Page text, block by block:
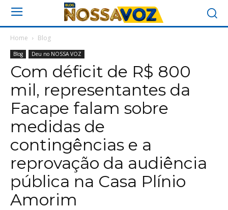
Home Blog
Blog Deu no NOSSA VOZ
Com déficit de R$ 800
mil, representantes da
Facape falam sobre
medidas de
contingências e a
reprovação da audiência
pública na Casa Plínio
Amorim